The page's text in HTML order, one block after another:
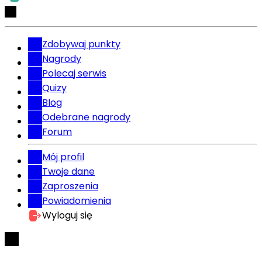
Zdobywaj punkty
Nagrody
Polecaj serwis
Quizy
Blog
Odebrane nagrody
Forum
Mój profil
Twoje dane
Zaproszenia
Powiadomienia
Wyloguj się